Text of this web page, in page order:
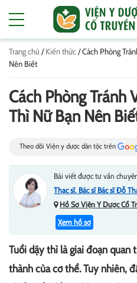
Trang chủ /Kiến thức/Cách Phòng
Nên Biết
Cách Phòng Tránh
Thì Nữ Bạn Nên
Theo dõi Viện y dược dân tộc trên
Bài viết được tư vấn
Thạc sĩ. Bác sĩ Bác sĩ Đỗ
Hồ Sơ Viện Y Dược Cổ
Xem hồ sơ
Tuổi dậy thì là giai đoạn quan
thành của cơ thể. Tuy nhiên,